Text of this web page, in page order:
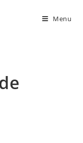
Menu